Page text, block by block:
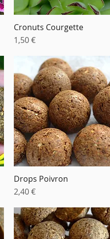
Aperçu rapide
Cronuts Courgette
Prix
1,50 €
Aperçu rapide
Drops Poivron
Prix
2,40 €